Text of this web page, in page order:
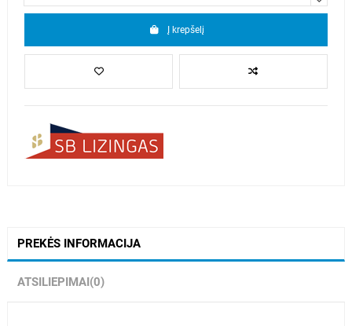
Į krepšelį
PREKĖS INFORMACIJA
ATSILIEPIMAI (0)